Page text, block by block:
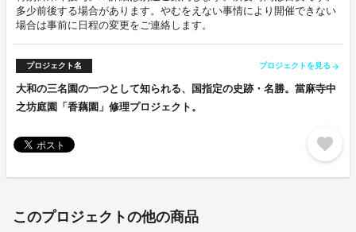
多少前後する場合があります。やむをえない事情により開催できない
場合は事前に日程の変更をご連絡します。
プロジェクト名 プロジェクトを見る arrow_forward
大和の三名園の一つとして知られる、国指定の史跡・名勝。當麻寺中
之坊庭園「香藕園」修理プロジェクト。
favorite
このプロジェクトの他の商品